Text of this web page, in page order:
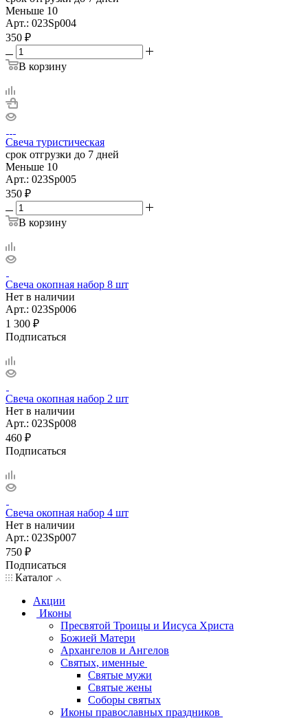
Меньше 10
Арт.: 023Sp004
350 ₽
В корзину
Свеча туристическая
срок отгрузки до 7 дней
Меньше 10
Арт.: 023Sp005
350 ₽
В корзину
Свеча окопная набор 8 шт
Нет в наличии
Арт.: 023Sp006
1 300 ₽
Подписаться
Свеча окопная набор 2 шт
Нет в наличии
Арт.: 023Sp008
460 ₽
Подписаться
Свеча окопная набор 4 шт
Нет в наличии
Арт.: 023Sp007
750 ₽
Подписаться
Каталог
Акции
Иконы
Пресвятой Троицы и Иисуса Христа
Божией Матери
Архангелов и Ангелов
Святых, именные
Святые мужи
Святые жены
Соборы святых
Иконы православных праздников